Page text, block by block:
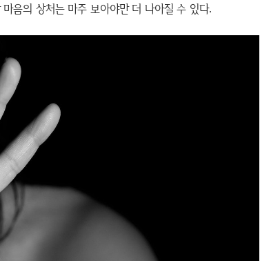
음의 상처는 마주 보아야만 더 나아질 수 있다.